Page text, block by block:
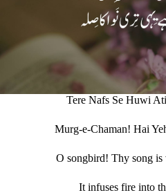
Tere Nafs Se Huwi
Murg-e-Chaman! Hai
O songbird! Thy song
It infuses fire into